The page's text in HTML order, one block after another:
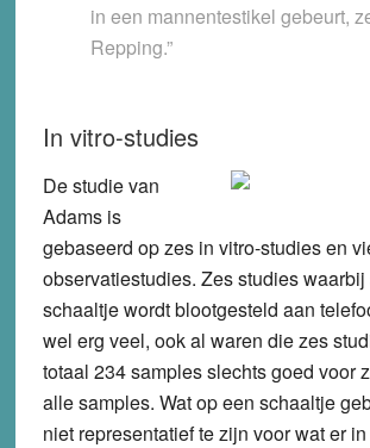
in een mannentestikel gebeurt,
Repping.”
In vitro-studies
De studie van
Adams is
gebaseerd op zes in vitro-studies en
observatiestudies. Zes studies
schaaltje wordt blootgesteld aan
wel erg veel, ook al waren die zes
totaal 234 samples slechts goed voor
alle samples. Wat op een schaaltje
niet representatief te zijn voor wat er